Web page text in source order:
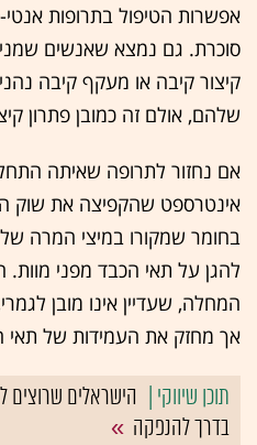
אפשרות הטיפול בתרופות אנטי-
סוכרת. גם נמצא שאנשים
קיצור קיבה או מעקף קיבה
שלהם, אולם זה כמובן פתרון
אם נחזור לתרופה שאיתה
אינטרספט שהקפיצה את שוק
בחומר שמקורו במיצי המרה
להגן על תאי הכבד מפני מוות.
המחלה, שעדיין אינו מובן
אך מחזק את העמידות של תאי
בדרך להנפקה